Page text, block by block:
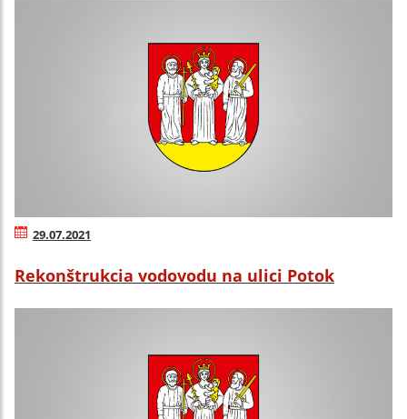
29.07.2021
Rekonštrukcia vodovodu na ulici Potok